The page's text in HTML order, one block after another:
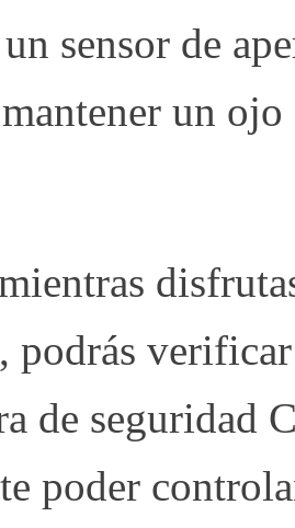
sensor de
un ojo
podrás
de seguridad
poder